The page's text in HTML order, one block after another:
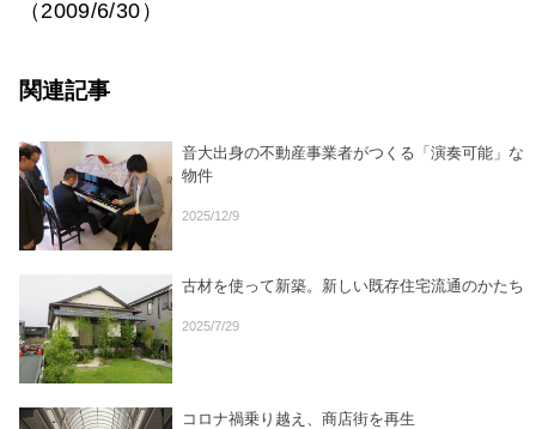
（2009/6/30）
関連記事
音大出身の不動産事業者がつくる「演奏可能」な
物件
2025/12/9
古材を使って新築。新しい既存住宅流通のかたち
2025/7/29
コロナ禍乗り越え、商店街を再生